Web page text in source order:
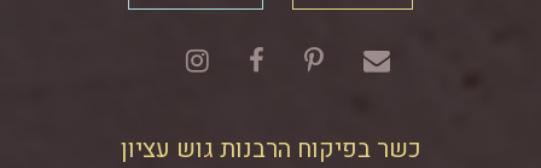
כשר בפיקוח הרבנות גוש עציון